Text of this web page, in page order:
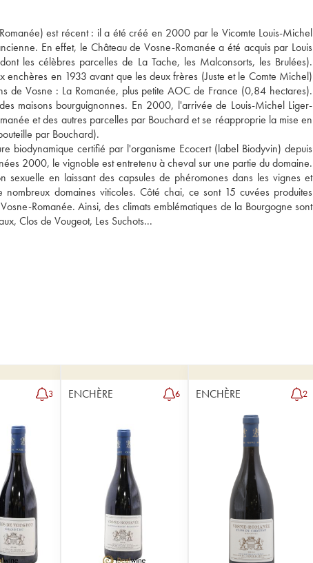
est récent : il a été créé en 2000 par le Vicomte Louis-Michel
En effet, le Château de Vosne-Romanée a été acquis par Louis
les célèbres parcelles de La Tache, les Malconsorts, les Brulées).
enchères en 1933 avant que les deux frères (Juste et le Comte Michel)
de Vosne : La Romanée, plus petite AOC de France (0,84 hectares).
maisons bourguignonnes. En 2000, l'arrivée de Louis-Michel Liger-
et des autres parcelles par Bouchard et se réapproprie la mise en
par Bouchard).
biodynamique certifié par l'organisme Ecocert (label Biodyvin) depuis
2000, le vignoble est entretenu à cheval sur une partie du domaine.
en laissant des capsules de phéromones dans les vignes et
domaines viticoles. Côté chai, ce sont 15 cuvées produites
Romanée. Ainsi, des climats emblématiques de la Bourgogne sont
Clos de Vougeot, Les Suchots...
3 ENCHÈRE 6 ENCHÈRE 2